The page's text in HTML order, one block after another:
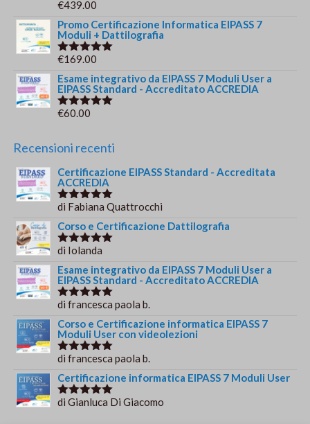
Valutato
€439.00
Promo Certificazione Informatica EIPASS 7
Moduli + Dattilografia
Valutato
€169.00
Esame integrativo da EIPASS 7 Moduli User a
EIPASS Standard - Accreditato ACCREDIA
Valutato
€60.00
Recensioni recenti
Certificazione EIPASS Standard - Accreditata
ACCREDIA
Valutato5
di Fabiana Quattrocchi
Corso e Certificazione Dattilografia
Valutato5
di Iolanda
Esame integrativo da EIPASS 7 Moduli User a
EIPASS Standard - Accreditato ACCREDIA
Valutato5
di francesca paola b.
Corso e Certificazione informatica EIPASS 7
Moduli User con videolezioni
Valutato5
di francesca paola b.
Certificazione informatica EIPASS 7 Moduli User
Valutato5
di Gianluca Di Giacomo